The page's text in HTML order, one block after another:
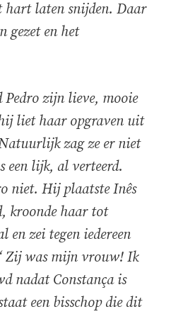
hart laten snijden. Daar
gezet en het
zijn lieve, mooie
liet haar opgraven uit
zag ze er niet
een lijk, al verteerd.
niet. Hij plaatste Inês
kroonde haar tot
zei tegen iedereen
Zij was mijn vrouw! Ik
nadat Constança is
een bisschop die dit